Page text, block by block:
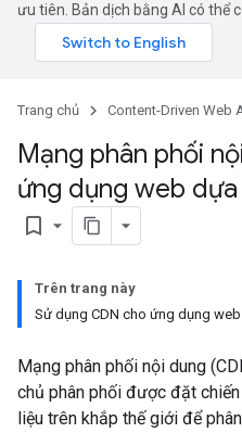
ưu tiên. Bản dịch bằng AI có thể
Trang chủ Content-Driven Web
Mạng phân phối
ứng dụng web
bookmark_border
Trên trang này
Sử dụng CDN cho ứng dụng
Mạng phân phối nội dung
chủ phân phối được đặt
liệu trên khắp thế giới để